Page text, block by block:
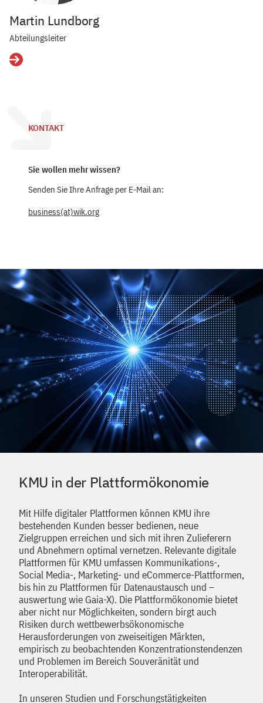
Martin Lundborg
Abteilungsleiter
Details
KONTAKT
Sie wollen mehr wissen?
Senden Sie Ihre Anfrage per E-Mail an:
business(at)wik.org
KMU in der Plattformökonomie
Mit Hilfe digitaler Plattformen können KMU ihre
bestehenden Kunden besser bedienen, neue
Zielgruppen erreichen und sich mit ihren Zulieferern
und Abnehmern optimal vernetzen. Relevante digitale
Plattformen für KMU umfassen Kommunikations-,
Social Media-, Marketing- und eCommerce-Plattformen,
bis hin zu Plattformen für Datenaustausch und –
auswertung wie Gaia-X). Die Plattformökonomie bietet
aber nicht nur Möglichkeiten, sondern birgt auch
Risiken durch wettbewerbsökonomische
Herausforderungen von zweiseitigen Märkten,
empirisch zu beobachtenden Konzentrationstendenzen
und Problemen im Bereich Souveränität und
Interoperabilität.
In unseren Studien und Forschungstätigkeiten